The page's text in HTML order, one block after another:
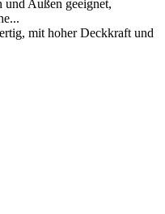
und Außen geeignet,
mit hoher Deckkraft und